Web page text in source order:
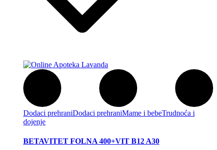
Dodaci prehraniDodaci prehraniMame i bebeTrudnoća i
dojenje
BETAVITET FOLNA 400+VIT B12 A30